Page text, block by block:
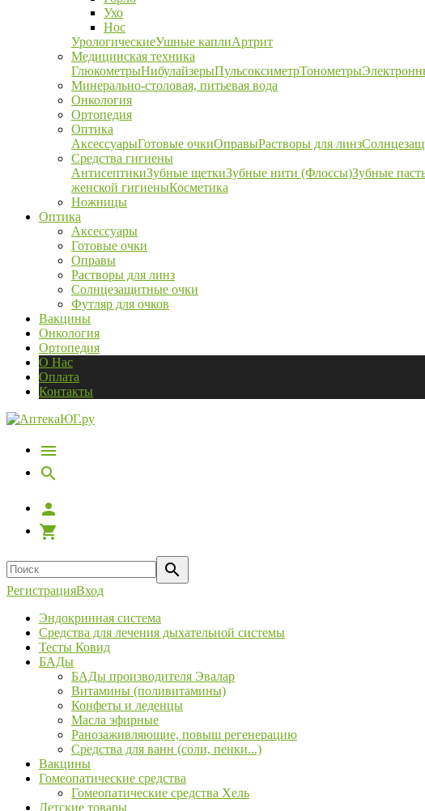
Ухо
Нос
УрологическиеУшные каплиАртрит
Медицинская техника
ГлюкометрыНибулайзерыПульсоксиметрТонометры
Минерально-столовая, питьевая вода
Онкология
Ортопедия
Оптика
АксессуарыГотовые очкиОправыРастворы для линз
Средства гигиены
АнтисептикиЗубные щеткиЗубные нити (Флоссы)Зубные
женской гигиеныКосметика
Ножницы
Оптика
Аксессуары
Готовые очки
Оправы
Растворы для линз
Солнцезащитные очки
Футляр для очков
Вакцины
Онкология
Ортопедия
О Нас
Оплата
Контакты
РегистрацияВход
Эндокринная система
Средства для лечения дыхательной системы
Тесты Ковид
БАДы
БАДы производителя Эвалар
Витамины (поливитамины)
Конфеты и леденцы
Масла эфирные
Ранозаживляющие, повыш регенерацию
Средства для ванн (соли, пенки...)
Вакцины
Гомеопатические средства
Гомеопатические средства Хель
Детские товары